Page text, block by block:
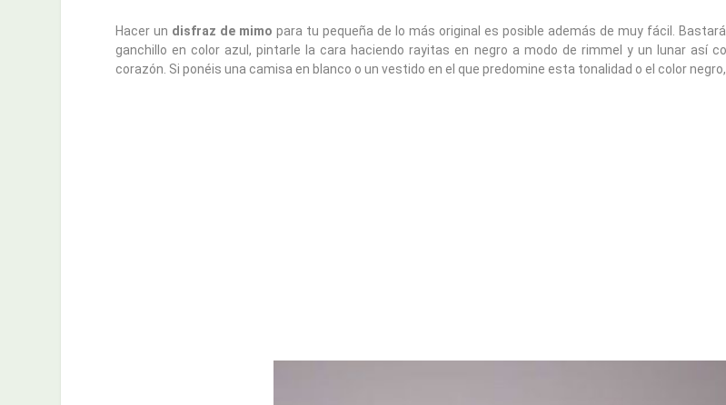
Hacer un disfraz de mimo para tu pequeña de lo más original es posible además de muy fácil.
ganchillo en color azul, pintarle la cara haciendo rayitas en negro a modo de rimmel y un lunar así
corazón. Si ponéis una camisa en blanco o un vestido en el que predomine esta tonalidad o el color